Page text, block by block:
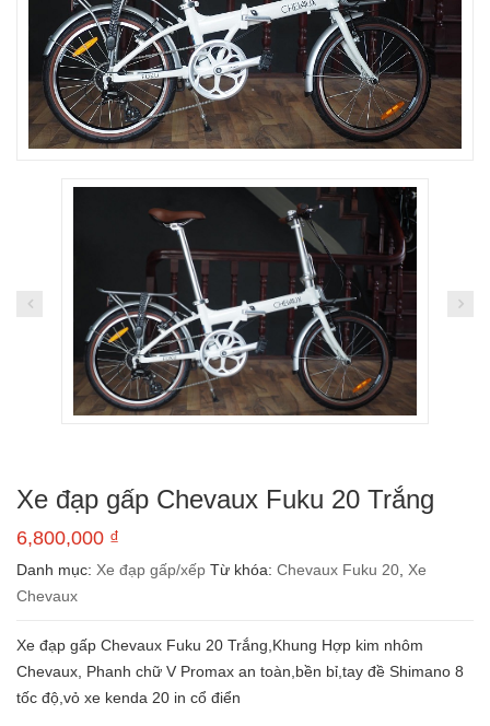
Xe đạp gấp Chevaux Fuku 20 Trắng
6,800,000 ₫
Danh mục: Xe đạp gấp/xếp Từ khóa: Chevaux Fuku 20, Xe
Chevaux
Xe đạp gấp Chevaux Fuku 20 Trắng,Khung Hợp kim nhôm
Chevaux, Phanh chữ V Promax an toàn,bền bỉ,tay đề Shimano 8
tốc độ,vỏ xe kenda 20 in cổ điển